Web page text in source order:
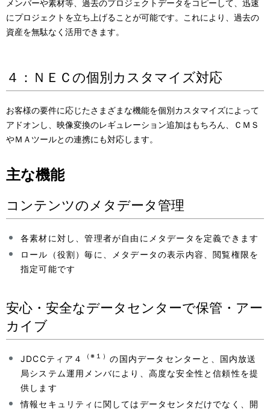
メンバーや素材等、過去のプロジェクトデータをコピーして、迅速
にプロジェクトを立ち上げることが可能です。これにより、過去の
資産を無駄なく活用できます。
４：ＮＥＣの個別カスタマイズ対応
お客様の要件に応じたさまざまな機能を個別カスタマイズによって
アドオンし、映像変換のレギュレーション追加はもちろん、ＣＭＳ
やＭＡツールとの連携にも対応します。
主な機能
コンテンツのメタデータ管理
各素材に対し、管理者が自由にメタデータを定義できます
ロール（役割）毎に、メタデータの表示内容、閲覧権限を
指定可能です
安心・安全なデータセンターで保管・アー
カイブ
JDCCティア４ （※１） の国内データセンターと、国内放送
局システム運用メンバにより、高度な安全性と信頼性を提
供します
情報セキュリティに関してはデータセンタだけでなく、開